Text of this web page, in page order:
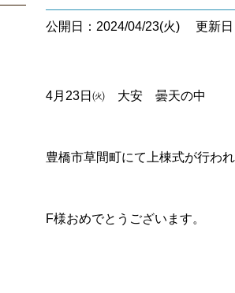
公開日：2024/04/23(火) 更新
4月23日㈫ 大安 曇天の中
豊橋市草間町にて上棟式が行われ
F様おめでとうございます。